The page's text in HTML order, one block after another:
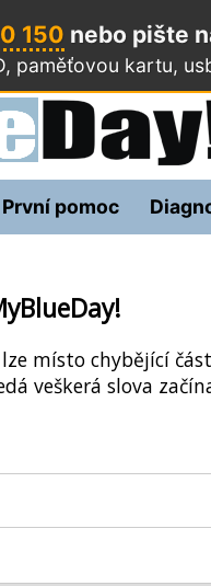
150 nebo pište
paměťovou kartu,
První pomoc
místo chybějící
veškerá slova